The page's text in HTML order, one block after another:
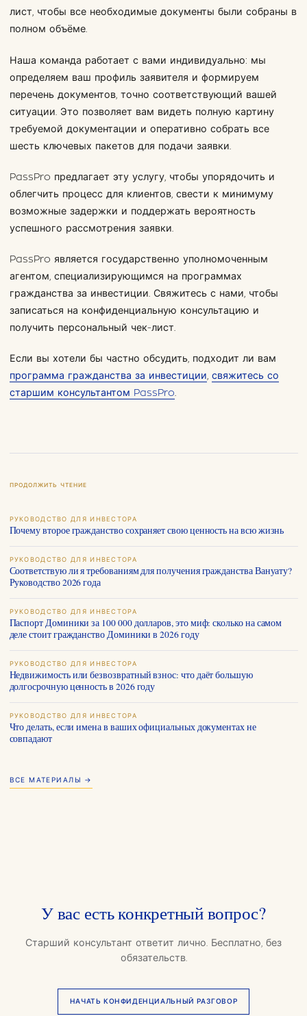
лист, чтобы все необходимые документы были собраны в
полном объёме.
Наша команда работает с вами индивидуально: мы
определяем ваш профиль заявителя и формируем
перечень документов, точно соответствующий вашей
ситуации. Это позволяет вам видеть полную картину
требуемой документации и оперативно собрать все
шесть ключевых пакетов для подачи заявки.
PassPro предлагает эту услугу, чтобы упорядочить и
облегчить процесс для клиентов, свести к минимуму
возможные задержки и поддержать вероятность
успешного рассмотрения заявки.
PassPro является государственно уполномоченным
агентом, специализирующимся на программах
гражданства за инвестиции. Свяжитесь с нами, чтобы
записаться на конфиденциальную консультацию и
получить персональный чек-лист.
Если вы хотели бы частно обсудить, подходит ли вам
программа гражданства за инвестиции, свяжитесь со
старшим консультантом PassPro.
ПРОДОЛЖИТЬ ЧТЕНИЕ
РУКОВОДСТВО ДЛЯ ИНВЕСТОРА
Почему второе гражданство сохраняет свою ценность на всю жизнь
РУКОВОДСТВО ДЛЯ ИНВЕСТОРА
Соответствую ли я требованиям для получения гражданства Вануату?
Руководство 2026 года
РУКОВОДСТВО ДЛЯ ИНВЕСТОРА
Паспорт Доминики за 100 000 долларов, это миф: сколько на самом
деле стоит гражданство Доминики в 2026 году
РУКОВОДСТВО ДЛЯ ИНВЕСТОРА
Недвижимость или безвозвратный взнос: что даёт большую
долгосрочную ценность в 2026 году
РУКОВОДСТВО ДЛЯ ИНВЕСТОРА
Что делать, если имена в ваших официальных документах не
совпадают
ВСЕ МАТЕРИАЛЫ →
У вас есть конкретный вопрос?
Старший консультант ответит лично. Бесплатно, без
обязательств.
НАЧАТЬ КОНФИДЕНЦИАЛЬНЫЙ РАЗГОВОР